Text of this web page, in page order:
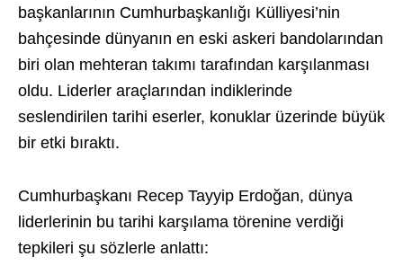
başkanlarının Cumhurbaşkanlığı Külliyesi’nin
bahçesinde dünyanın en eski askeri bandolarından
biri olan mehteran takımı tarafından karşılanması
oldu. Liderler araçlarından indiklerinde
seslendirilen tarihi eserler, konuklar üzerinde büyük
bir etki bıraktı.
Cumhurbaşkanı Recep Tayyip Erdoğan, dünya
liderlerinin bu tarihi karşılama törenine verdiği
tepkileri şu sözlerle anlattı: